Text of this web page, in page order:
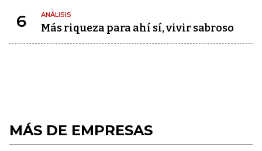
6 ANÁLISIS
Más riqueza para ahí sí, vivir sabroso
MÁS DE EMPRESAS